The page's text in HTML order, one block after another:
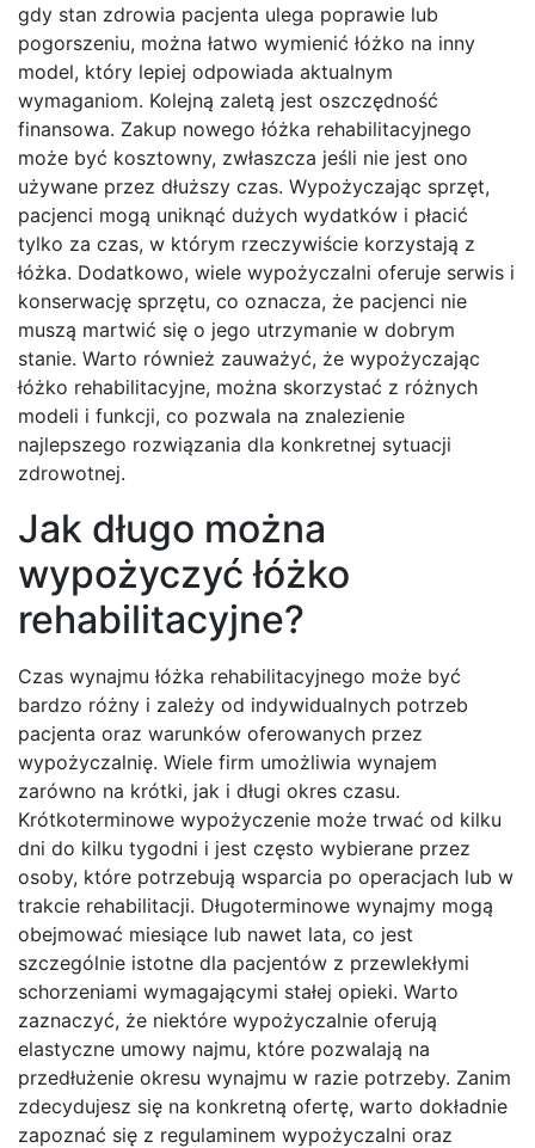
gdy stan zdrowia pacjenta ulega poprawie lub
pogorszeniu, można łatwo wymienić łóżko na inny
model, który lepiej odpowiada aktualnym
wymaganiom. Kolejną zaletą jest oszczędność
finansowa. Zakup nowego łóżka rehabilitacyjnego
może być kosztowny, zwłaszcza jeśli nie jest ono
używane przez dłuższy czas. Wypożyczając sprzęt,
pacjenci mogą uniknąć dużych wydatków i płacić
tylko za czas, w którym rzeczywiście korzystają z
łóżka. Dodatkowo, wiele wypożyczalni oferuje serwis i
konserwację sprzętu, co oznacza, że pacjenci nie
muszą martwić się o jego utrzymanie w dobrym
stanie. Warto również zauważyć, że wypożyczając
łóżko rehabilitacyjne, można skorzystać z różnych
modeli i funkcji, co pozwala na znalezienie
najlepszego rozwiązania dla konkretnej sytuacji
zdrowotnej.
Jak długo można
wypożyczyć łóżko
rehabilitacyjne?
Czas wynajmu łóżka rehabilitacyjnego może być
bardzo różny i zależy od indywidualnych potrzeb
pacjenta oraz warunków oferowanych przez
wypożyczalnię. Wiele firm umożliwia wynajem
zarówno na krótki, jak i długi okres czasu.
Krótkoterminowe wypożyczenie może trwać od kilku
dni do kilku tygodni i jest często wybierane przez
osoby, które potrzebują wsparcia po operacjach lub w
trakcie rehabilitacji. Długoterminowe wynajmy mogą
obejmować miesiące lub nawet lata, co jest
szczególnie istotne dla pacjentów z przewlekłymi
schorzeniami wymagającymi stałej opieki. Warto
zaznaczyć, że niektóre wypożyczalnie oferują
elastyczne umowy najmu, które pozwalają na
przedłużenie okresu wynajmu w razie potrzeby. Zanim
zdecydujesz się na konkretną ofertę, warto dokładnie
zapoznać się z regulaminem wypożyczalni oraz